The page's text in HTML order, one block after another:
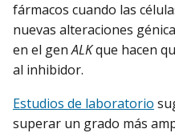
fármacos cuando las
nuevas alteraciones
en el genALKque hacen
al inhibidor.
Estudios de laboratorio
superar un grado más